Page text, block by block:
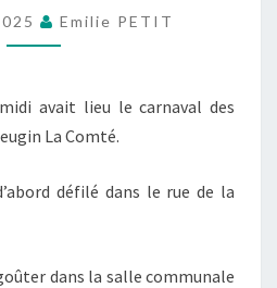
RPIEmilie PETIT
avait lieu le carnaval des
La Comté.
défilé dans le rue de la
dans la salle communale